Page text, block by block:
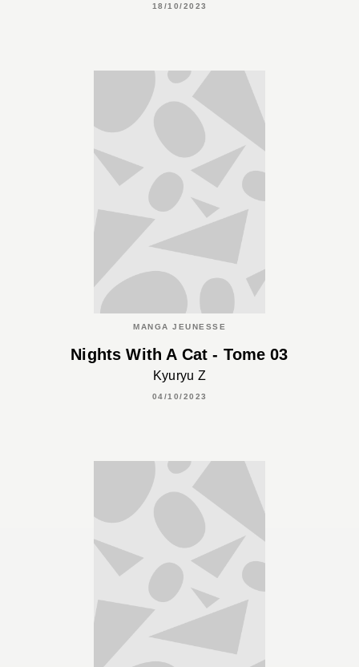
18/10/2023
MANGA JEUNESSE
Nights With A Cat - Tome 03
Kyuryu Z
04/10/2023